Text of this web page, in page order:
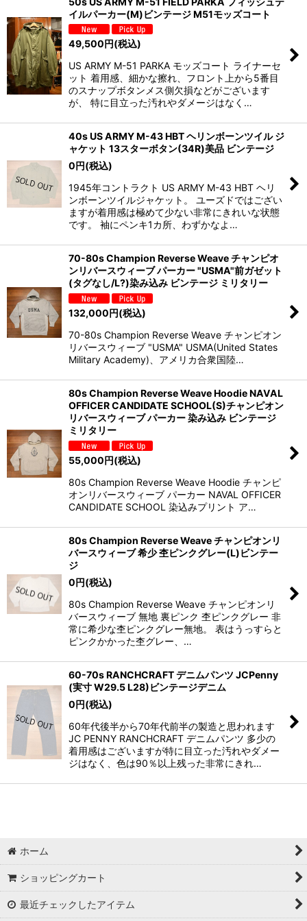
イルパーカー(M)ビンテージ M51モッズコート
49,500円(税込)
US ARMY M-51 PARKA モッズコート ライナーセ
ット 着用感、細かな擦れ、フロント上から5番目
のスナップボタンメス側欠損などがございます
が、 特に目立った汚れやダメージはなく…
40s US ARMY M-43 HBT ヘリンボーンツイル ジ
ャケット 13スターボタン(34R)美品 ビンテージ
0円(税込)
1945年コントラクト US ARMY M-43 HBT ヘリ
ンボーンツイルジャケット。 ユーズドではござい
ますが着用感は極めて少ない非常にきれいな状態
です。 袖にペンキ1カ所、わずかなよ…
70-80s Champion Reverse Weave チャンピオ
ンリバースウィーブ パーカー "USMA"前ガゼット
(タグなし/L?)染み込み ビンテージ ミリタリー
132,000円(税込)
70-80s Champion Reverse Weave チャンピオン
リバースウィーブ "USMA" USMA(United States
Military Academy)、アメリカ合衆国陸…
80s Champion Reverse Weave Hoodie NAVAL
OFFICER CANDIDATE SCHOOL(S)チャンピオン
リバースウィーブ パーカー 染み込み ビンテージ
ミリタリー
55,000円(税込)
80s Champion Reverse Weave Hoodie チャンピ
オンリバースウィーブ パーカー NAVAL OFFICER
CANDIDATE SCHOOL 染込みプリント ア…
80s Champion Reverse Weave チャンピオンリ
バースウィーブ 希少 杢ピンクグレー(L)ビンテー
ジ
0円(税込)
80s Champion Reverse Weave チャンピオンリ
バースウィーブ 無地 裏ピンク 杢ピンクグレー 非
常に希少な杢ピンクグレー無地。 表はうっすらと
ピンクかかった杢グレー、…
60-70s RANCHCRAFT デニムパンツ JCPenny
(実寸 W29.5 L28)ビンテージデニム
0円(税込)
60年代後半から70年代前半の製造と思われます
JC PENNY RANCHCRAFT デニムパンツ 多少の
着用感はございますが特に目立った汚れやダメー
ジはなく、色は90％以上残った非常にきれ…
ホーム
ショッピングカート
最近チェックしたアイテム